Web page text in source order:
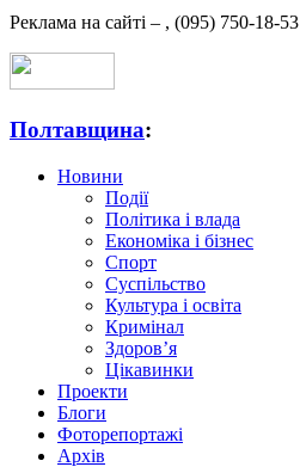
Реклама на сайті – , (095) 750-18-53
Полтавщина:
Новини
Події
Політика і влада
Економіка і бізнес
Спорт
Суспільство
Культура і освіта
Кримінал
Здоров’я
Цікавинки
Проекти
Блоги
Фоторепортажі
Архів